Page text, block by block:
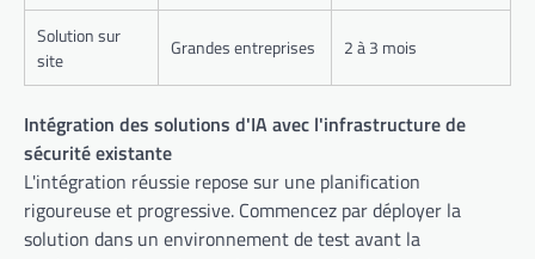
Solution sur
site
Grandes entreprises 2 à 3 mois
Intégration des solutions d'IA avec l'infrastructure de
sécurité existante
L'intégration réussie repose sur une planification
rigoureuse et progressive. Commencez par déployer la
solution dans un environnement de test avant la